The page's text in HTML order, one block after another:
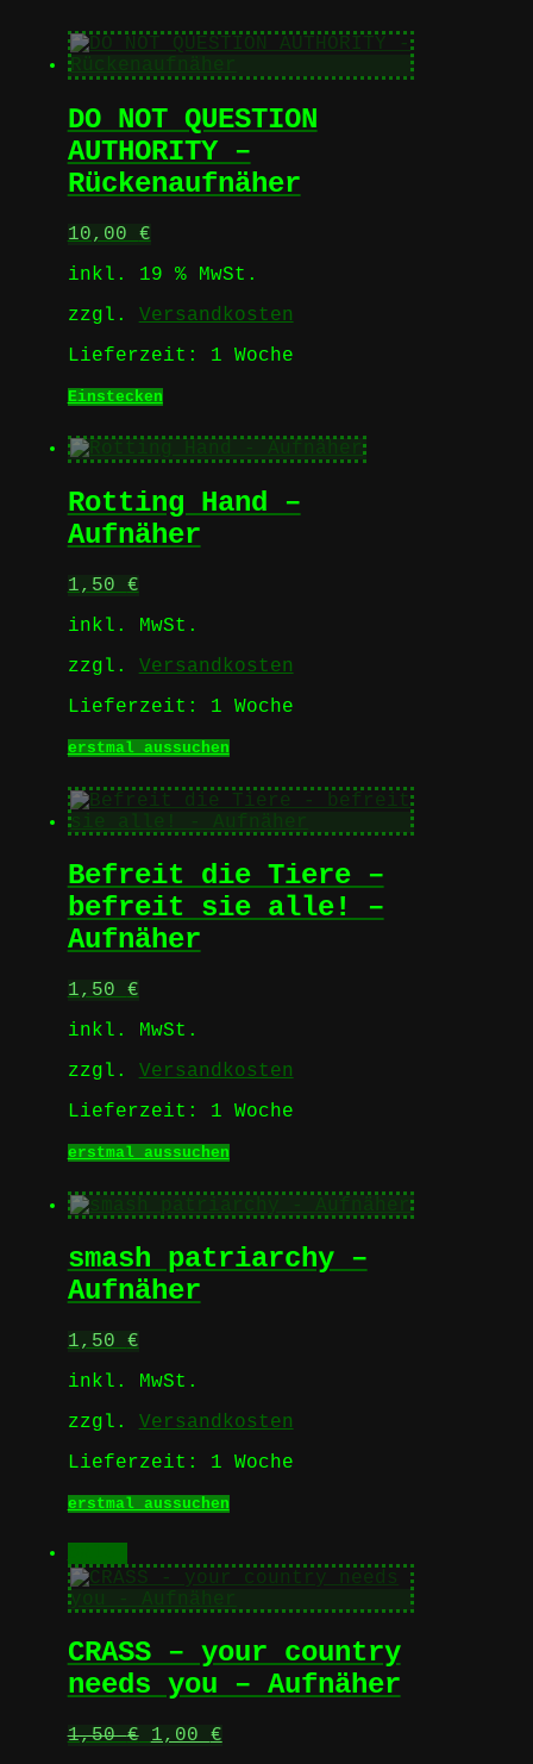
DO NOT QUESTION
AUTHORITY –
Rückenaufnäher
10,00 €
inkl. 19 % MwSt.
zzgl. Versandkosten
Lieferzeit: 1 Woche
Einstecken
Rotting Hand –
Aufnäher
1,50 €
inkl. MwSt.
zzgl. Versandkosten
Lieferzeit: 1 Woche
erstmal aussuchenDieses
weist
mehrere
Varianten
Die
Optionen
können
Befreit die Tiere –
befreit sie alle! –
Aufnäher
1,50 €
inkl. MwSt.
zzgl. Versandkosten
Lieferzeit: 1 Woche
erstmal aussuchenDieses
weist
mehrere
auf.
werden
smash patriarchy –
Aufnäher
1,50 €
inkl. MwSt.
zzgl. Versandkosten
Lieferzeit: 1 Woche
erstmal aussuchenDieses
mehrere
Varianten
auf.
Optionen
können
auf
CRASS – your country
needs you – Aufnäher
1,50€
Ursprünglicher
1,00 €Aktueller